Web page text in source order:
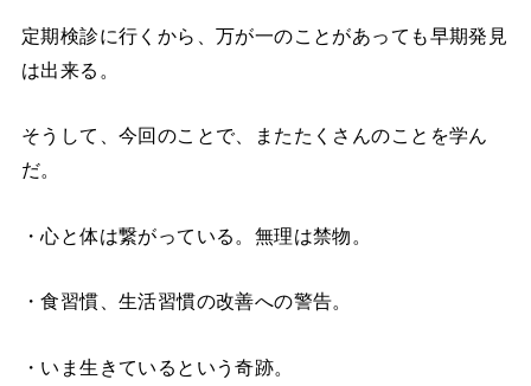
定期検診に行くから、万が一のことがあっても早期発見
は出来る。
そうして、今回のことで、またたくさんのことを学ん
だ。
・心と体は繋がっている。無理は禁物。
・食習慣、生活習慣の改善への警告。
・いま生きているという奇跡。